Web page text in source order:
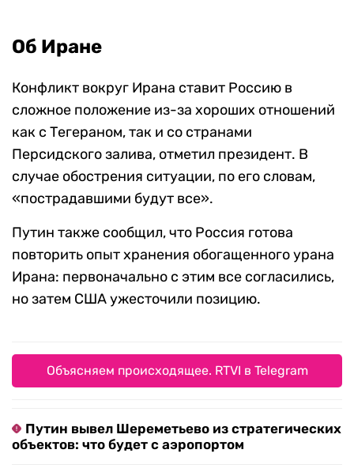
Об Иране
Конфликт вокруг Ирана ставит Россию в
сложное положение из-за хороших отношений
как с Тегераном, так и со странами
Персидского залива, отметил президент. В
случае обострения ситуации, по его словам,
«пострадавшими будут все».
Путин также сообщил, что Россия готова
повторить опыт хранения обогащенного урана
Ирана: первоначально с этим все согласились,
но затем США ужесточили позицию.
Объясняем происходящее. RTVI в Telegram
Путин вывел Шереметьево из стратегических
объектов: что будет с аэропортом